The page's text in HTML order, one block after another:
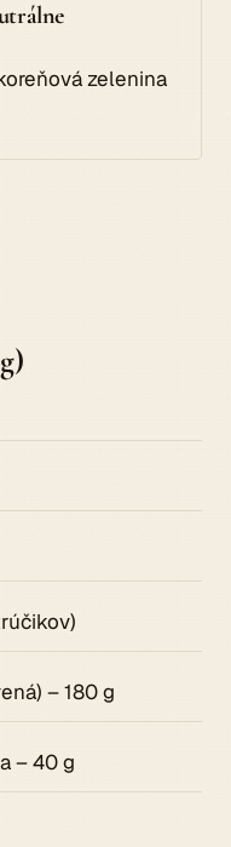
zelenina
– 180 g
– 40 g